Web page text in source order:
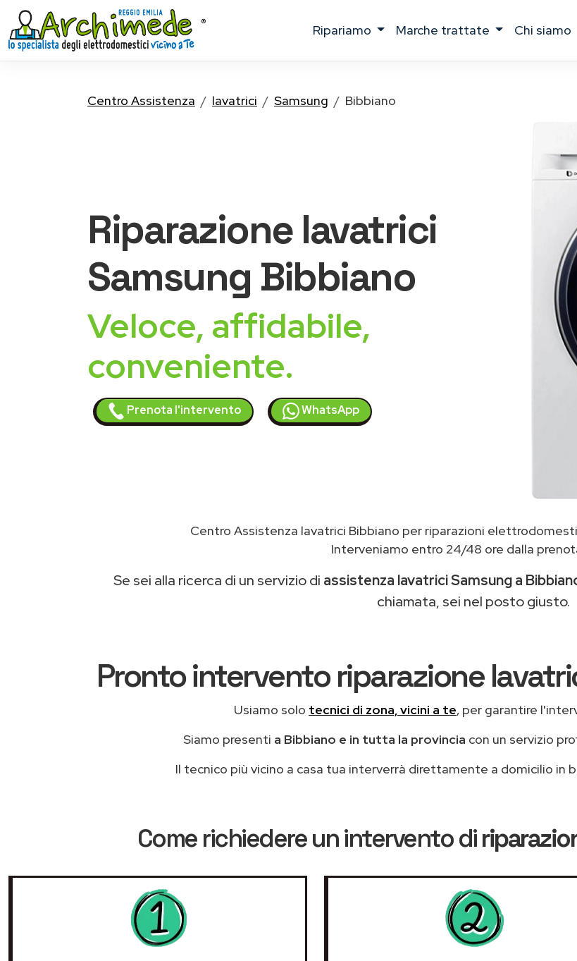
ripariamo marche trattate chi siamo
Centro Assistenza lavatrici Samsung Bibbiano
Riparazione lavatrici
Samsung Bibbiano
Veloce, affidabile,
conveniente.
Prenota l'intervento WhatsApp
Centro Assistenza lavatrici Bibbiano per riparazioni
Interveniamo entro 24/48 ore dalla
Se sei alla ricerca di un servizio di assistenza lavatrici Samsung a
chiamata, sei nel posto giusto.
Pronto intervento riparazione
Usiamo solo tecnici di zona, vicini a te, per garantire
Siamo presenti a Bibbiano e in tutta la provincia con un servizio
Il tecnico più vicino a casa tua interverrà direttamente a domicilio in
Come richiedere un intervento di